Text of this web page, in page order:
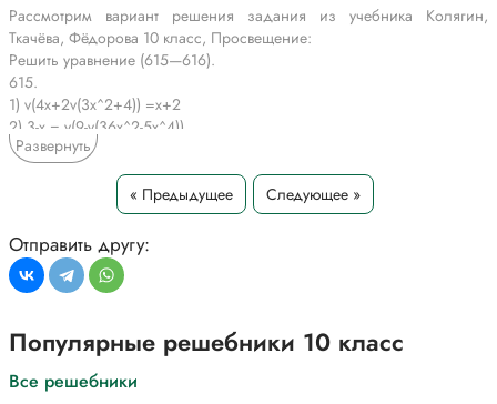
Рассмотрим вариант решения задания из учебника Колягин,
Ткачёва, Фёдорова 10 класс, Просвещение:
Решить уравнение (615—616).
615.
1) v(4x+2v(3x^2+4)) =x+2
2) 3-x = v(9-v(36x^2-5x^4))
3) v(x^2+3x+12) - v(x^2+3x) = 2
4) v(x^2+5x+10) - v(x^2+5x+3) = 1
*Текст задания приводится исключительно в образовательных целях
Развернуть
« Предыдущее Следующее »
Отправить другу:
Популярные решебники 10 класс
Все решебники